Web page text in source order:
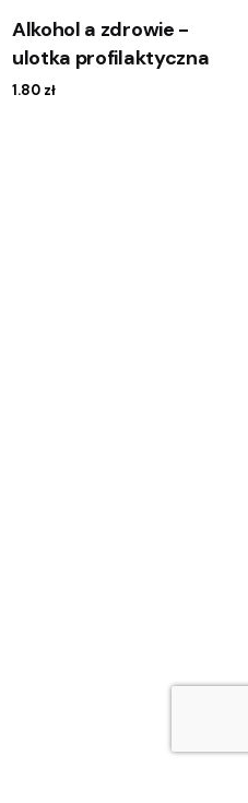
Alkohol a zdrowie -
ulotka profilaktyczna
1.80 zł